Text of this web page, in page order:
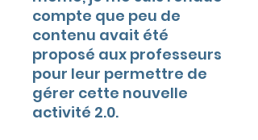
compte que peu de
contenu avait été
proposé aux professeurs
pour leur permettre de
gérer cette nouvelle
activité 2.0.